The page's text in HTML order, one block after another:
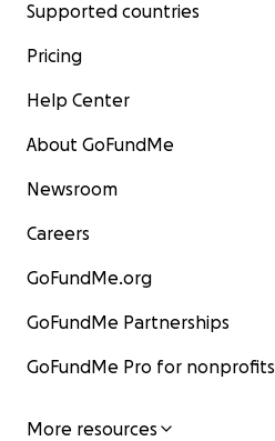
Supported countries
Pricing
Help Center
About GoFundMe
Newsroom
Careers
GoFundMe.org
GoFundMe Partnerships
GoFundMe Pro for nonprofits
More resources